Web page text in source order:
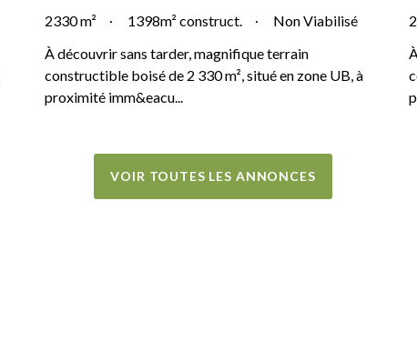
2330 m² 1398m² construct.
Non Viabilisé
À découvrir sans tarder, magnifique terrain
constructible boisé de 2 330 m², situé en zone UB, à
proximité imm&eacu...
VOIR TOUTES LES ANNONCES